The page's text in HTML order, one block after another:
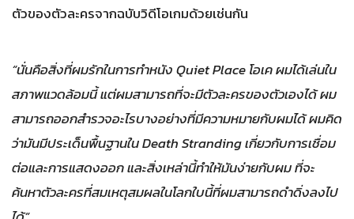
ตัวของตัวละครจากฉบับวิดีโอเกมด้วยเช่นกัน
“นั่นคือสิ่งที่ผมรักในการทำหนัง Quiet Place โอเค ผมได้เล่นใน
สภาพแวดล้อมนี้ แต่ผมสามารถที่จะมีตัวละครของตัวเองได้ ผม
สามารถออกสำรวจอะไรบางอย่างที่มีความหมายกับผมได้ ผมคิด
ว่ามันมีประเด็นพื้นฐานใน Death Stranding เกี่ยวกับการเชื่อม
ต่อและการแสดงออก และสิ่งเหล่านี้ทำให้มันง่ายกับผม ที่จะ
ค้นหาตัวละครที่สมเหตุสมผลในโลกใบนี้ที่ผมสามารถดำดิ่งลงไป